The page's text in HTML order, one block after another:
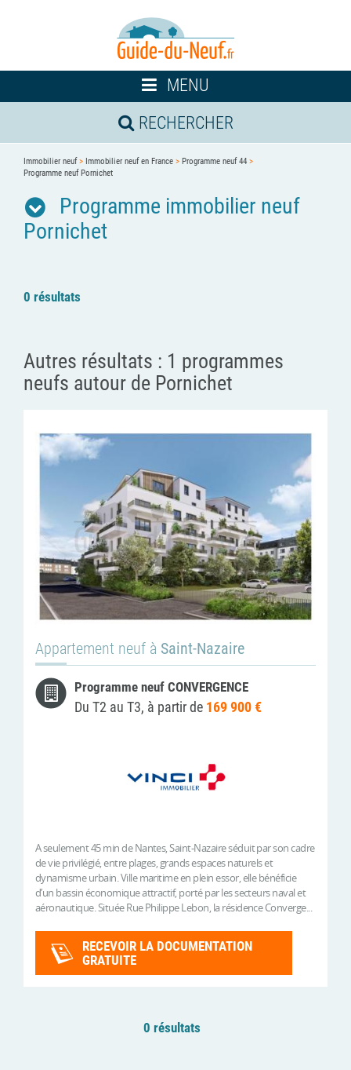
Toggle
navigation
MENU
RECHERCHER
Immobilier neuf> Immobilier neuf en France > Programme neuf 44 >
Programme neuf Pornichet
Programme immobilier neuf
Pornichet
0 résultats
Autres résultats : 1 programmes
neufs autour de Pornichet
Appartement neuf à Saint-Nazaire
Programme neuf CONVERGENCE
Du T2 au T3, à partir de 169 900 €
A seulement 45 min de Nantes, Saint-Nazaire séduit par son cadre
de vie privilégié, entre plages, grands espaces naturels et
dynamisme urbain. Ville maritime en plein essor, elle bénéficie
d’un bassin économique attractif, porté par les secteurs naval et
aéronautique. Située Rue Philippe Lebon, la résidence Converge...
RECEVOIR LA DOCUMENTATION
GRATUITE
0 résultats